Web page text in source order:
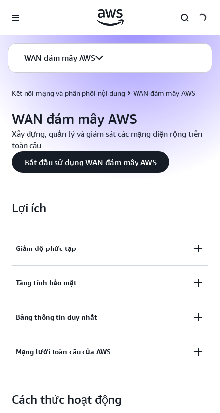
WAN đám mây AWS
Kết nối mạng và phân phối nội dung WAN đám mây AWS
WAN đám mây AWS
Xây dựng, quản lý và giám sát các mạng diện rộng trên
toàn cầu
Bắt đầu sử dụng WAN đám mây AWS
Lợi ích
Giảm độ phức tạp
Hợp nhất các mạng AWS và mạng tại chỗ để giảm
Tăng tính bảo mật
Tăng tính bảo mật bằng cách phân loại mạng để cô
Bảng thông tin duy nhất
Xem toàn bộ mạng trên một bảng thông tin.
Mạng lưới toàn cầu của AWS
và tài nguyên của bạn.
Cách thức hoạt động